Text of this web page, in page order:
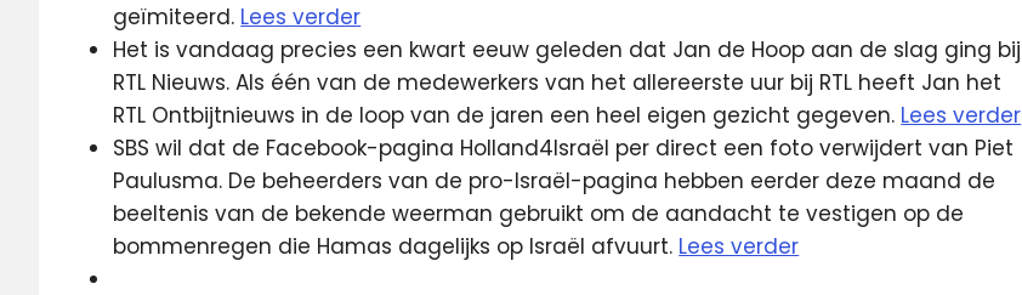
geïmiteerd. Lees verder
Het is vandaag precies een kwart eeuw geleden dat Jan de Hoop aan de slag ging bij
RTL Nieuws. Als één van de medewerkers van het allereerste uur bij RTL heeft Jan het
RTL Ontbijtnieuws in de loop van de jaren een heel eigen gezicht gegeven. Lees verder
SBS wil dat de Facebook-pagina Holland4Israël per direct een foto verwijdert van Piet
Paulusma. De beheerders van de pro-Israël-pagina hebben eerder deze maand de
beeltenis van de bekende weerman gebruikt om de aandacht te vestigen op de
bommenregen die Hamas dagelijks op Israël afvuurt. Lees verder